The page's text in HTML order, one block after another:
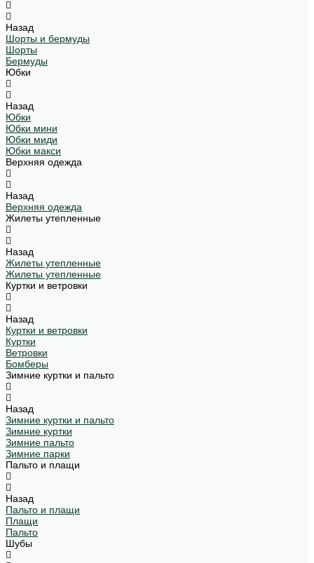
Назад
Шорты и бермуды
Шорты
Бермуды
Юбки
Назад
Юбки
Юбки мини
Юбки миди
Юбки макси
Верхняя одежда
Назад
Верхняя одежда
Жилеты утепленные
Назад
Жилеты утепленные
Жилеты утепленные
Куртки и ветровки
Назад
Куртки и ветровки
Куртки
Ветровки
Бомберы
Зимние куртки и пальто
Назад
Зимние куртки и пальто
Зимние куртки
Зимние пальто
Зимние парки
Пальто и плащи
Назад
Пальто и плащи
Плащи
Пальто
Шубы